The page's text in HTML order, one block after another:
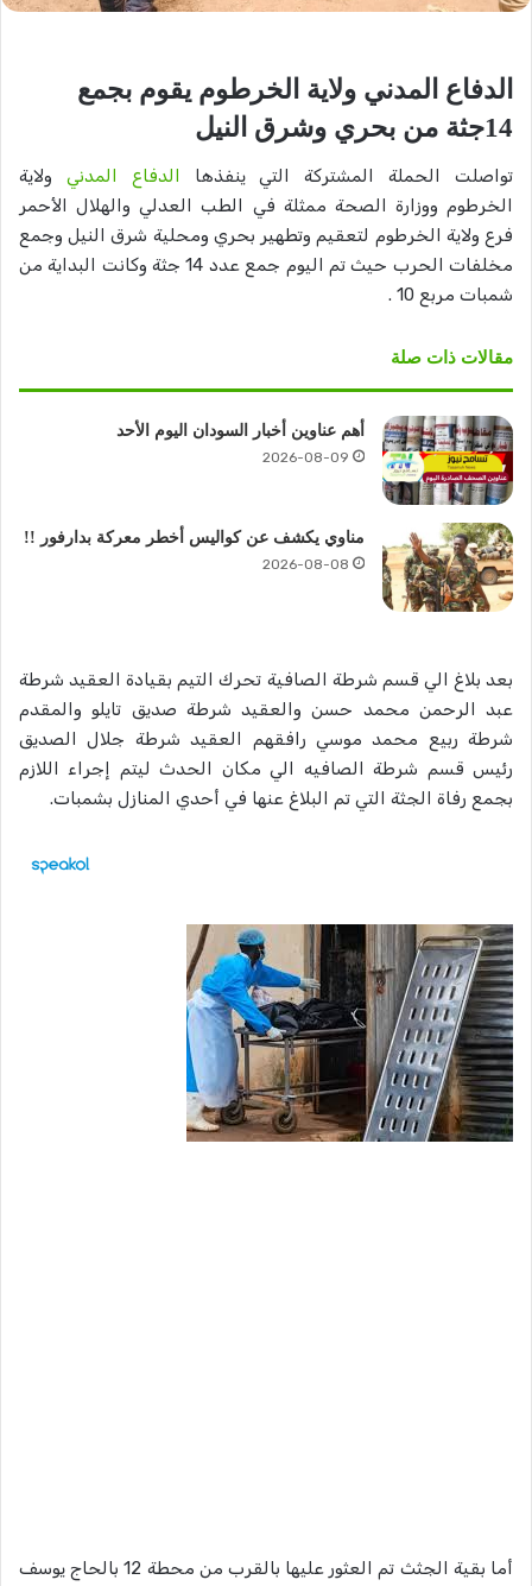
الدفاع المدني ولاية الخرطوم يقوم بجمع
14جثة من بحري وشرق النيل
تواصلت الحملة المشتركة التي ينفذها الدفاع المدني ولاية
الخرطوم ووزارة الصحة ممثلة في الطب العدلي والهلال الأحمر
فرع ولاية الخرطوم لتعقيم وتطهير بحري ومحلية شرق النيل وجمع
مخلفات الحرب حيث تم اليوم جمع عدد 14 جثة وكانت البداية من
شمبات مربع 10 .
مقالات ذات صلة
أهم عناوين أخبار السودان اليوم الأحد
2026-08-09
مناوي يكشف عن كواليس أخطر معركة بدارفور !!
2026-08-08
بعد بلاغ الي قسم شرطة الصافية تحرك التيم بقيادة العقيد شرطة
عبد الرحمن محمد حسن والعقيد شرطة صديق تايلو والمقدم
شرطة ربيع محمد موسي رافقهم العقيد شرطة جلال الصديق
رئيس قسم شرطة الصافيه الي مكان الحدث ليتم إجراء اللازم
بجمع رفاة الجثة التي تم البلاغ عنها في أحدي المنازل بشمبات.
أما بقية الجثث تم العثور عليها بالقرب من محطة 12 بالحاج يوسف